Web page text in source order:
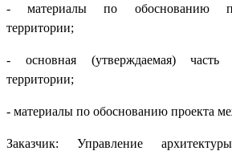
- материалы по обоснованию
территории;
- основная (утверждаемая) часть
территории;
- материалы по обоснованию проекта
Заказчик: Управление